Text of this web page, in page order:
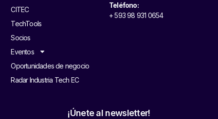
CITEC
TechTools
Socios
Eventos
Oportunidades de negocio
Radar Industria Tech EC
Teléfono:
+ 593 98 931 0654
¡Únete al newsletter!